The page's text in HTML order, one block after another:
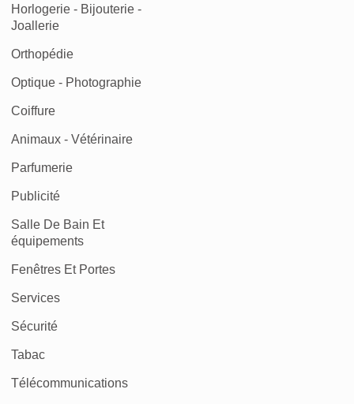
Horlogerie - Bijouterie -
Joallerie
Orthopédie
Optique - Photographie
Coiffure
Animaux - Vétérinaire
Parfumerie
Publicité
Salle De Bain Et
équipements
Fenêtres Et Portes
Services
Sécurité
Tabac
Télécommunications